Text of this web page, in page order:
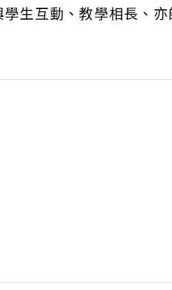
生互動、教學相長、